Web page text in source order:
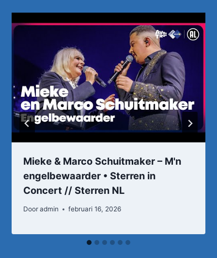
Mieke & Marco Schuitmaker – M'n
engelbewaarder • Sterren in
Concert // Sterren NL
Dooradmin februari 16, 2026